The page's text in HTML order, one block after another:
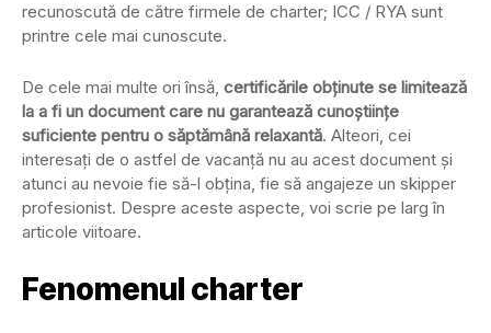
recunoscută de către firmele de charter; ICC / RYA sunt
printre cele mai cunoscute.
De cele mai multe ori însă, certificările obținute se limitează
la a fi un document care nu garantează cunoștiințe
suficiente pentru o săptămână relaxantă. Alteori, cei
interesați de o astfel de vacanță nu au acest document și
atunci au nevoie fie să-l obțina, fie să angajeze un skipper
profesionist. Despre aceste aspecte, voi scrie pe larg în
articole viitoare.
Fenomenul charter